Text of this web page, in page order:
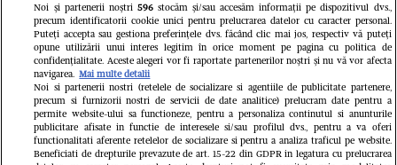
Cum a fost Denise Rifai înșelată de
fostul iubit? Prezentatoarea a făcut
dezvăluirea în direct, la TV
Noi și partenerii noștri 596stocăm și/sau accesăm informații pe dispozitivul dvs.,
precum identificatorii cookie unici pentru prelucrarea datelor cu caracter personal.
Puteți accepta sau gestiona preferințele dvs. făcând clic mai jos, respectiv vă puteți
opune utilizării unui interes legitim în orice moment pe pagina cu politica de
confidențialitate. Aceste alegeri vor fi raportate partenerilor noștri și nu vă vor afecta
navigarea. Mai multe detalii
Noi si partenerii nostri (retelele de socializare si agentiile de publicitate partenere,
precum si furnizorii nostri de servicii de date analitice) prelucram date pentru a
permite website-ului sa functioneze, pentru a personaliza continutul si anunturile
publicitare afisate in functie de interesele si/sau profilul dvs., pentru a va oferi
functionalitati aferente retelelor de socializare si pentru a analiza traficul pe website.
Beneficiati de drepturile prevazute de art. 15-22 din GDPR in legatura cu prelucrarea